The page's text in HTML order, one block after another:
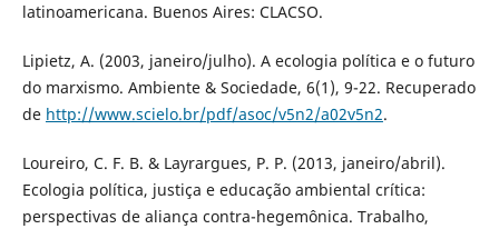
latinoamericana. Buenos Aires: CLACSO.
Lipietz, A. (2003, janeiro/julho). A ecologia política e o futuro
do marxismo. Ambiente & Sociedade, 6(1), 9-22. Recuperado
de http://www.scielo.br/pdf/asoc/v5n2/a02v5n2.
Loureiro, C. F. B. & Layrargues, P. P. (2013, janeiro/abril).
Ecologia política, justiça e educação ambiental crítica:
perspectivas de aliança contra-hegemônica. Trabalho,